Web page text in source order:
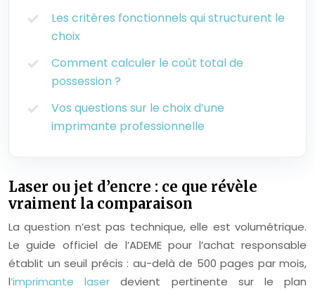
Les critères fonctionnels qui structurent le
choix
Comment calculer le coût total de
possession ?
Vos questions sur le choix d’une
imprimante professionnelle
Laser ou jet d’encre : ce que révèle
vraiment la comparaison
La question n’est pas technique, elle est volumétrique.
Le guide officiel de l’ADEME pour l’achat responsable
établit un seuil précis : au-delà de 500 pages par mois,
l‘imprimante laser devient pertinente sur le plan